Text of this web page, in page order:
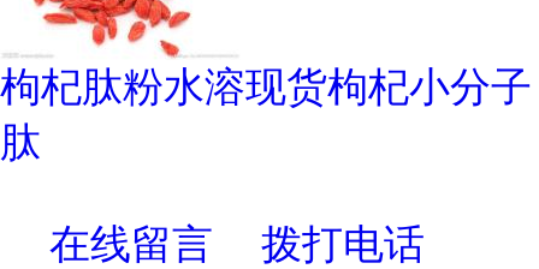
枸杞肽粉水溶现货枸杞小分子
肽
在线留言 拨打电话